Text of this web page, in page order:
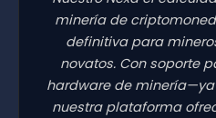
minería de
definitiva para
novatos. Con soporte
hardware de minería—ya
nuestra plataforma